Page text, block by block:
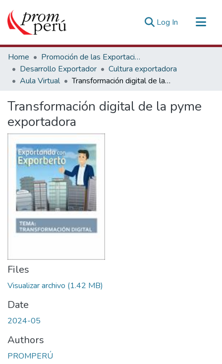
Log In (current)
Communities & Collections
All of DSpace
Statistics
Home
Promoción de las Exportaciones
Desarrollo Exportador
Cultura exportadora
Aula Virtual
Transformación digital de la pyme exportadora
Transformación digital de la pyme
exportadora
Files
Visualizar archivo (1.42 MB)
Date
2024-05
Authors
PROMPERÚ